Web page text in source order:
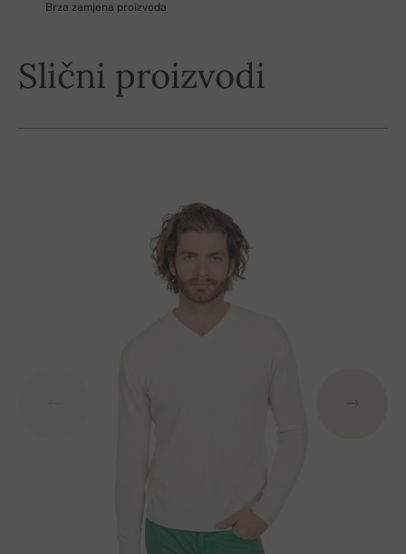
Brza zamjena proizvoda
Slični proizvodi